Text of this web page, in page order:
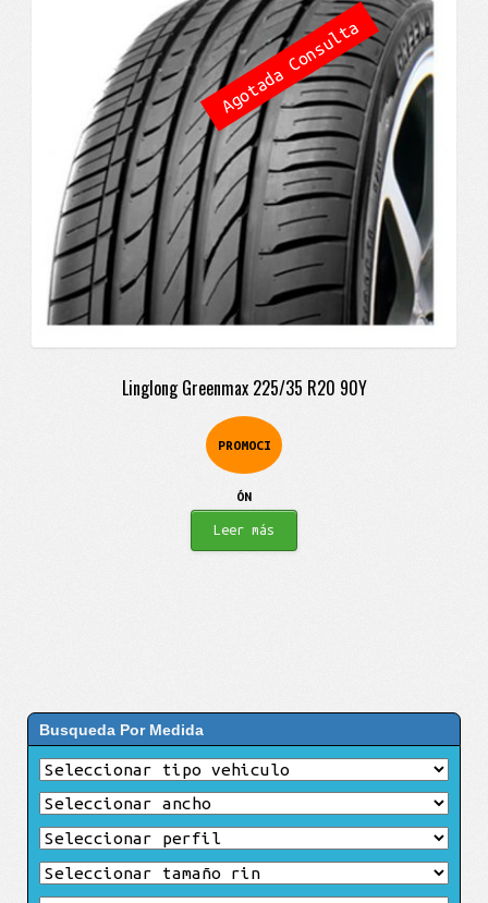
Linglong Greenmax 225/35 R20 90Y
PROMOCI
ÓN
original
era:
$345.900.
actual
es:
$254.900.
Leer más
Agotada Consulta
Busqueda Por Medida